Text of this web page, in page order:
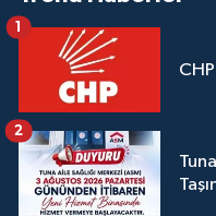
1
2